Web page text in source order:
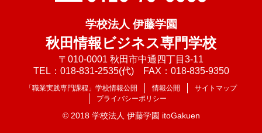
学校法人 伊藤学園
秋田情報ビジネス専門学校
〒010-0001 秋田市中通四丁目3-11
TEL：018-831-2535(代) FAX：018-835-9350
「職業実践専門課程」学校情報公開 情報公開
サイトマップ
プライバシーポリシー
© 2018 学校法人 伊藤学園 itoGakuen